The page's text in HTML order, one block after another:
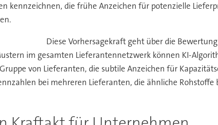
kennzeichnen, die frühe Anzeichen für potenzielle
Diese Vorhersagekraft geht über die
im gesamten Lieferantennetzwerk können KI-
von Lieferanten, die subtile Anzeichen für
bei mehreren Lieferanten, die ähnliche